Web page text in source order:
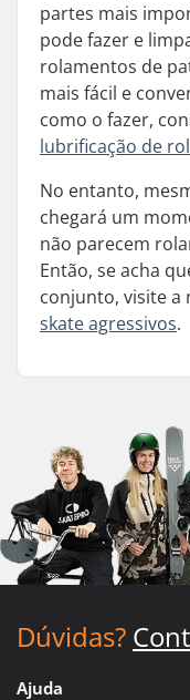
partes mais
pode fazer e
rolamentos de
mais fácil e
como o fazer,
lubrificação de
No entanto,
chegará um
não parecem
Então, se acha
conjunto, visite a
skate agressivos.
Dúvidas?
Ajuda